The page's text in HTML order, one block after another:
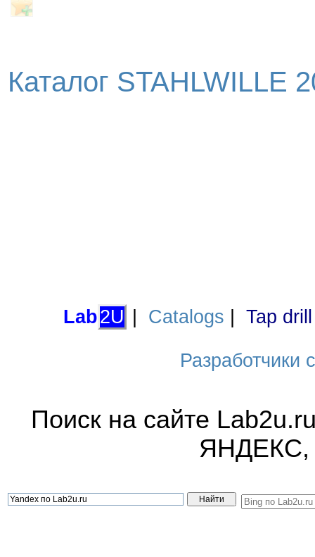
Каталог STAHLWILLE
Lab2U Catalogs Tap
Разработчики
Поиск на сайте
ЯНДЕКС,